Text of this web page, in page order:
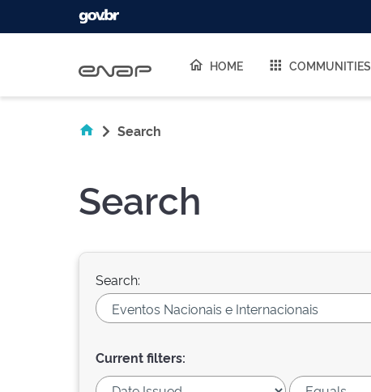
HOME COMMUNITIES
Search
Search
Search:
Current filters: